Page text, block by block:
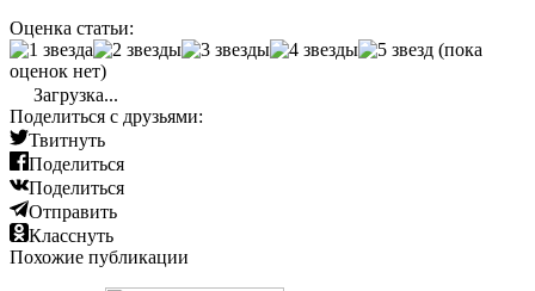
Оценка статьи:
(пока
оценок нет)
Загрузка...
Поделиться с друзьями:
Твитнуть
Поделиться
Поделиться
Отправить
Класснуть
Похожие публикации